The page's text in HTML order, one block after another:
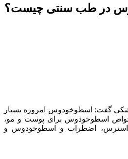
در طب سنتی چیست؟
گفت: اسطوخودوس امروزه بسیار
خواص اسطوخودوس برای پوست و مو،
استرس، اضطراب و اسطوخودوس و